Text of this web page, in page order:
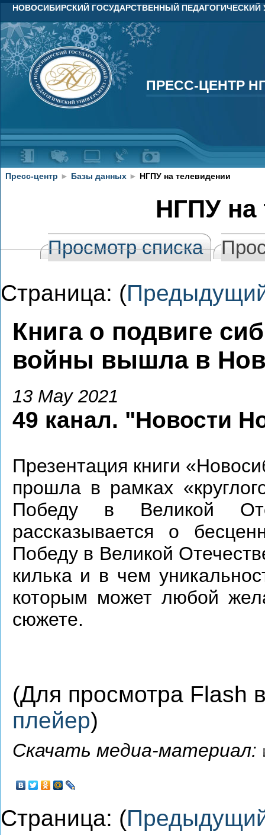
НОВОСИБИРСКИЙ ГОСУДАРСТВЕННЫЙ ПЕДАГОГИЧЕСКИЙ
ПРЕСС-ЦЕНТР
ПРЕСС-ЦЕНТР
Пресс-центр ► Базы данных ► НГПУ на телевидении
НГПУ на
Просмотр списка
Страница: (
Книга о подвиге
войны вышла в
13 May 2021
49 канал. "Новости
Презентация книги
прошла в рамках
Победу в Великой
рассказывается о
Победу в Великой
килька и в чем
которым может любой
сюжете.
(Для просмотра Flash
плейер)
Скачать медиа-материал:
Страница: (